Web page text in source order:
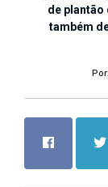
de plantão
também
Por: